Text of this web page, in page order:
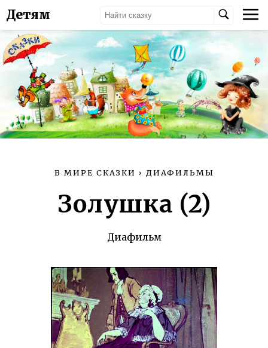
Детям
В МИРЕ СКАЗКИ › ДИАФИЛЬМЫ
Золушка (2)
Диафильм